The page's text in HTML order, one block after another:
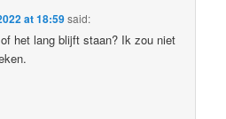
at 18:59said:
het lang blijft staan? Ik zou niet